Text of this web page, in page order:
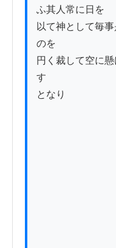
ふ其人常に日を
以て神として毎
のを
円く裁して空に
す
となり